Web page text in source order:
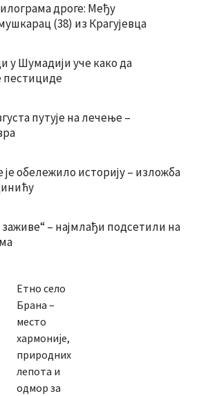
дроге: Међу
(38) из Крагујевца
Шумадији уче како да
пестициде
путује на лечење –
је обележило историју – изложба
– најмлађи подсетили на
Етно село
Брана –
место
хармоније,
природних
лепота и
одмор за